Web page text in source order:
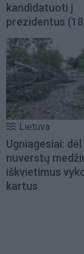
kandidatuoti į
prezidentus
Lietuva
Ugniagesiai:
nuverstų
iškvietimus
kartus